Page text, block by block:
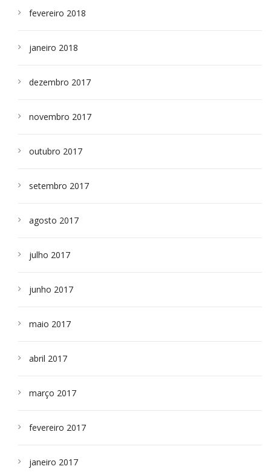
fevereiro 2018
janeiro 2018
dezembro 2017
novembro 2017
outubro 2017
setembro 2017
agosto 2017
julho 2017
junho 2017
maio 2017
abril 2017
março 2017
fevereiro 2017
janeiro 2017